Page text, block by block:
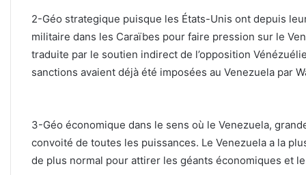
2-Géo strategique puisque les États-Unis ont depuis
militaire dans les Caraïbes pour faire pression sur le
traduite par le soutien indirect de l’opposition
sanctions avaient déjà été imposées au Venezuela par
3-Géo économique dans le sens où le Venezuela,
convoité de toutes les puissances. Le Venezuela a la
de plus normal pour attirer les géants économiques et